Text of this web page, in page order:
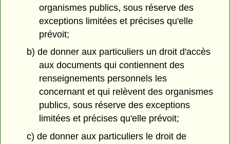
organismes publics, sous réserve des
exceptions limitées et précises qu'elle
prévoit;
b) de donner aux particuliers un droit d'accès
aux documents qui contiennent des
renseignements personnels les
concernant et qui relèvent des organismes
publics, sous réserve des exceptions
limitées et précises qu'elle prévoit;
c) de donner aux particuliers le droit de